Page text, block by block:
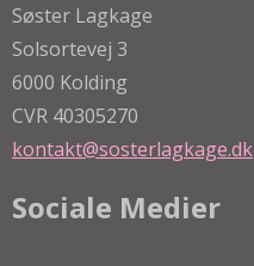
Søster Lagkage
Solsortevej 3
6000 Kolding
CVR 40305270
kontakt@sosterlagkage.dk
Sociale Medier